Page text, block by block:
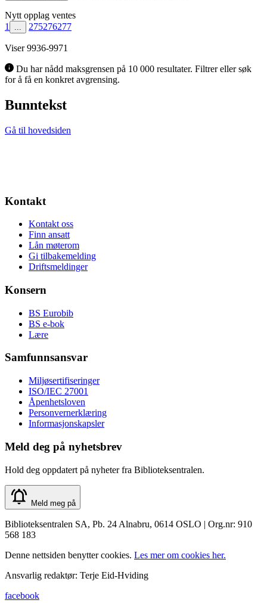
Nytt opplag ventes
1
... 275276277
Viser 9936-9971
Du har nådd maksgrensen på 10 000 resultater. Filtrer eller søk
for å få en konkret avgrensing.
Bunntekst
Gå til hovedsiden
Kontakt
Kontakt oss
Finn ansatt
Lån møterom
Gi tilbakemelding
Driftsmeldinger
Konsern
BS Eurobib
BS e-bok
Lære
Samfunnsansvar
Miljøsertifiseringer
ISO/IEC 27001
Åpenhetsloven
Personvernerklæring
Informasjonskapsler
Meld deg på nyhetsbrev
Hold deg oppdatert på nyheter fra Biblioteksentralen.
Meld meg på
Biblioteksentralen SA, Pb. 24 Alnabru, 0614 OSLO | Org.nr: 910
568 183
Denne nettsiden benytter cookies. Les mer om cookies her.
Ansvarlig redaktør: Terje Eid-Hviding
facebook